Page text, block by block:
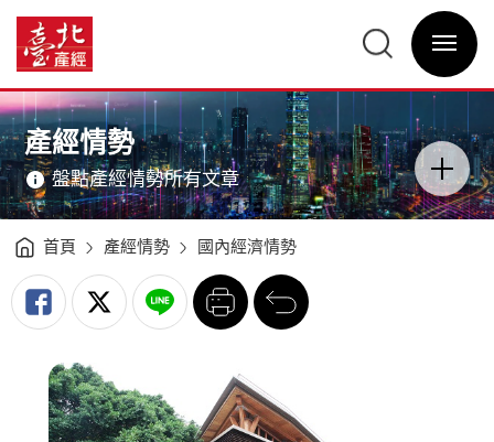
（2020Q2）
-
臺
產
經
資
訊
網
臺
經
訊
網
網
站
主
單
選
單
關
主
意
境
產經情勢
盤點產經情勢所有文章
分
類
開
關
首頁 產經情勢 國內經濟情勢
列
印
回
前
一
頁